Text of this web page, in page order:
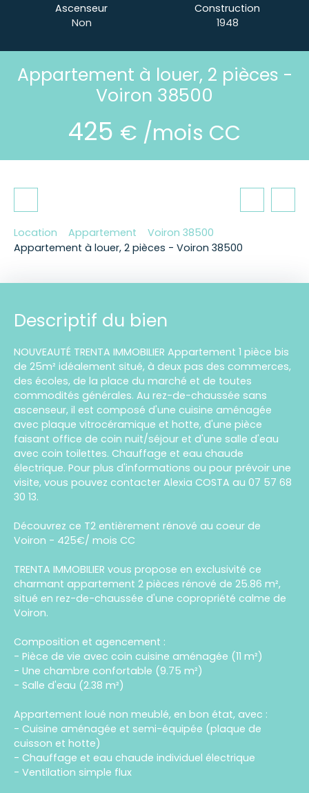
Ascenseur
Non
Construction
1948
Appartement à louer, 2 pièces -
Voiron 38500
425 € /mois CC
Location Appartement
Voiron 38500
Appartement à louer, 2 pièces - Voiron 38500
Descriptif du bien
NOUVEAUTÉ TRENTA IMMOBILIER Appartement 1 pièce bis
de 25m² idéalement situé, à deux pas des commerces,
des écoles, de la place du marché et de toutes
commodités générales. Au rez-de-chaussée sans
ascenseur, il est composé d'une cuisine aménagée
avec plaque vitrocéramique et hotte, d'une pièce
faisant office de coin nuit/séjour et d'une salle d'eau
avec coin toilettes. Chauffage et eau chaude
électrique. Pour plus d'informations ou pour prévoir une
visite, vous pouvez contacter Alexia COSTA au 07 57 68
30 13.
Découvrez ce T2 entièrement rénové au coeur de
Voiron - 425€/ mois CC
TRENTA IMMOBILIER vous propose en exclusivité ce
charmant appartement 2 pièces rénové de 25.86 m²,
situé en rez-de-chaussée d'une copropriété calme de
Voiron.
Composition et agencement :
- Pièce de vie avec coin cuisine aménagée (11 m²)
- Une chambre confortable (9.75 m²)
- Salle d'eau (2.38 m²)
Appartement loué non meublé, en bon état, avec :
- Cuisine aménagée et semi-équipée (plaque de
cuisson et hotte)
- Chauffage et eau chaude individuel électrique
- Ventilation simple flux